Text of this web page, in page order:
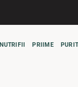
NUTRIFII PRIIME